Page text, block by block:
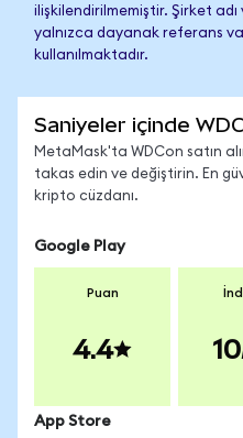
ilişkilendirilmemiştir. Şirket
yalnızca dayanak referans
kullanılmaktadır.
Saniyeler içinde
MetaMask'ta WDCon satın
takas edin ve değiştirin. En
kripto cüzdanı.
Google Play
Puan
4.4
App Store